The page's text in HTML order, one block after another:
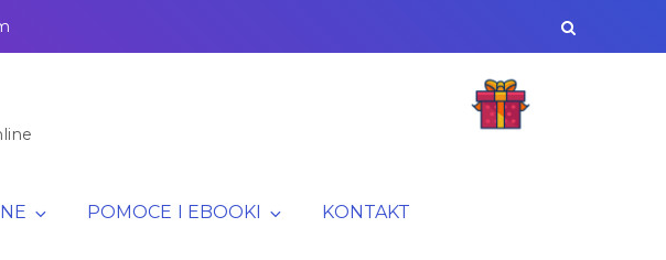
POMOCE I EBOOKI KONTAKT